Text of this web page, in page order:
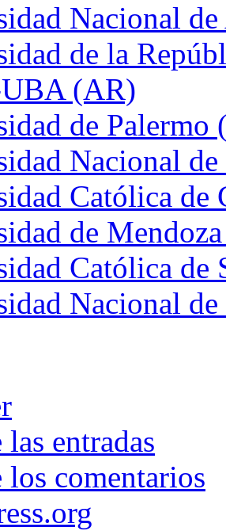
Nacional
de la
(AR)
de Palermo
Nacional
Católica de
de
Católica de
Nacional
las entradas
los comentarios